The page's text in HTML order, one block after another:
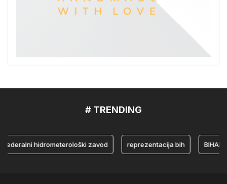
# TRENDING
hidrometerološki zavod reprezentacija bih BIHAMK